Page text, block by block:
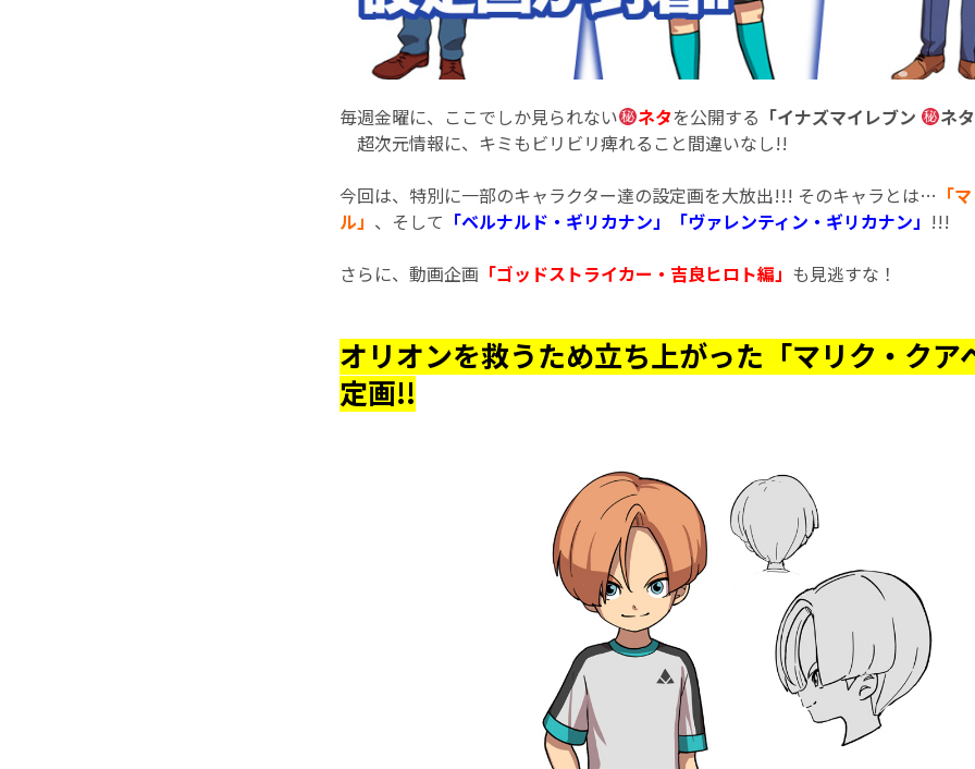
毎週金曜に、ここでしか見られない ネタを公開する 「イナズマイレブン ネ
超次元情報に、キミもビリビリ痺れること間違いなし!!
今回は、特別に一部のキャラクター達の設定画を大放出!!! そのキャラとは… 「
ル」 、そして 「ベルナルド・ギリカナン」「ヴァレンティン・ギリカナン」 !!!
さらに、動画企画 「ゴッドストライカー・吉良ヒロト編」 も見逃すな！
オリオンを救うため立ち上がった「マリク・クア
定画!!